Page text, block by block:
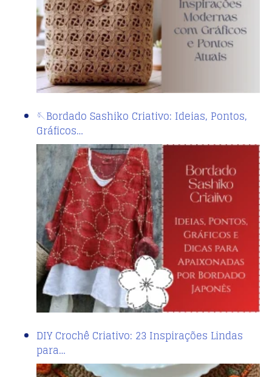
🪡Bordado Sashiko Criativo: Ideias, Pontos,
Gráficos…
DIY Crochê Criativo: 23 Inspirações Lindas
para…